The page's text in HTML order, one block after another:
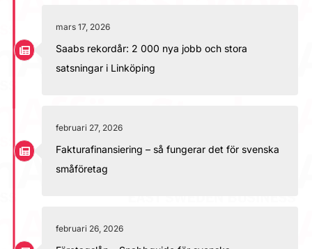
mars 17, 2026
Saabs rekordår: 2 000 nya jobb och stora
satsningar i Linköping
februari 27, 2026
Fakturafinansiering – så fungerar det för svenska
småföretag
februari 26, 2026